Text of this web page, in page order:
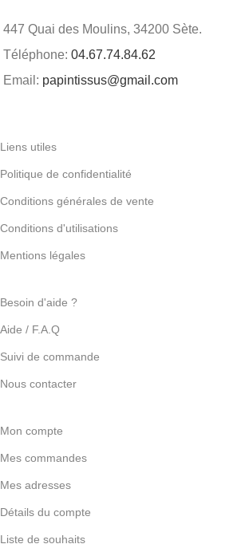
447 Quai des Moulins, 34200 Sète.
Téléphone: 04.67.74.84.62
Email: papintissus@gmail.com
Liens utiles
Politique de confidentialité
Conditions générales de vente
Conditions d'utilisations
Mentions légales
Besoin d'aide ?
Aide / F.A.Q
Suivi de commande
Nous contacter
Mon compte
Mes commandes
Mes adresses
Détails du compte
Liste de souhaits